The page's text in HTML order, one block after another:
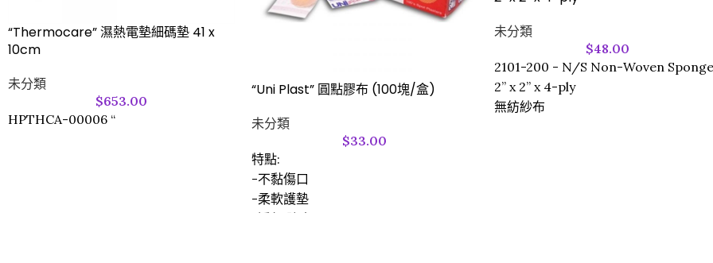
“Thermocare” 濕熱電墊細碼墊 41 x
10cm
未分類
$653.00
HPTHCA-00006 “
“Uni Plast” 圓點膠布 (100塊/盒)
未分類
$33.00
特點:
-不黏傷口
-柔軟護墊
-透氣,防水
未分類
$48.00
2101-200 - N/S Non-Woven
2” x 2” x 4-ply
無紡紗布